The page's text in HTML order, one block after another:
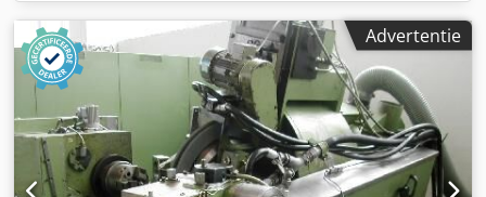
Advertentie